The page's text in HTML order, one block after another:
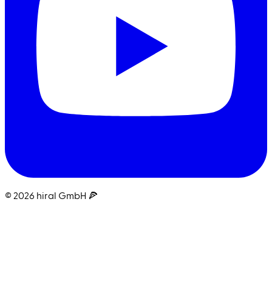
© 2026 hiral GmbH 🍕